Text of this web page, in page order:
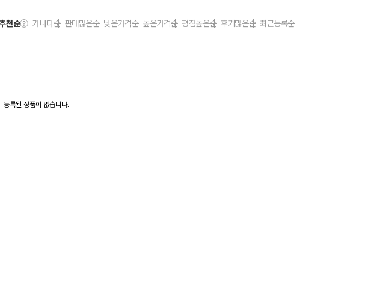
천순 가나다순 판매많은순 낮은가격순 높은가격순 평점높은순 후기많은순 최근등록순
등록된 상품이 없습니다.